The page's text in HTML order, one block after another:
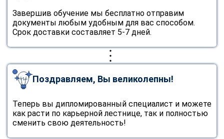
Завершив обучение мы бесплатно отправим
документы любым удобным для вас способом.
Срок доставки составляет 5-7 дней.
Поздравляем, Вы великолепны!
Теперь вы дипломированный специалист и можете
как расти по карьерной лестнице, так и полностью
сменить свою деятельность!